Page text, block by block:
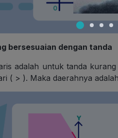
bersesuaian dengan tanda
adalah untuk tanda
( > ). Maka daerahnya adalah